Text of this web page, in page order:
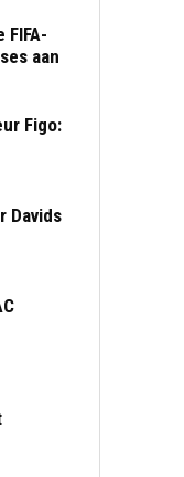
aan
Figo:
Davids